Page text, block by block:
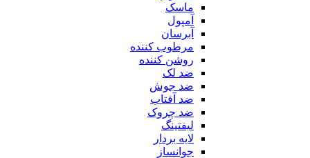
ماسک
آمپول
آبرسان
مرطوب کننده
روشن کننده
ضد لک
ضد جوش
ضد آفتاب
ضد چروک
لیفتینگ
لایه بردار
جوانساز